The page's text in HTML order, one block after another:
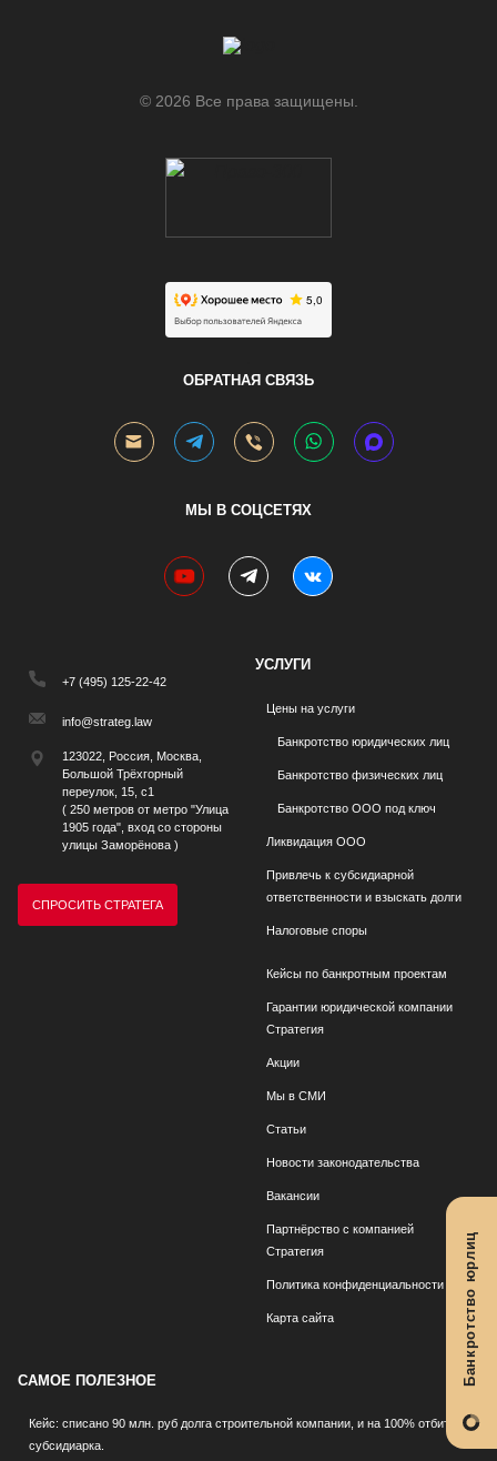
© 2026 Все права защищены.
ОБРАТНАЯ СВЯЗЬ
МЫ В СОЦСЕТЯХ
youtubetelegramvk
+7 (495) 125-22-42
info@strateg.law
123022, Россия, Москва,
Большой Трёхгорный
переулок, 15, с1
( 250 метров от метро "Улица
1905 года", вход со стороны
улицы Заморёнова )
СПРОСИТЬ СТРАТЕГА
УСЛУГИ
Цены на услуги
Банкротство юридических лиц
Банкротство физических лиц
Банкротство ООО под ключ
Ликвидация ООО
Привлечь к субсидиарной
ответственности и взыскать долги
Налоговые споры
Кейсы по банкротным проектам
Гарантии юридической компании
Стратегия
Акции
Мы в СМИ
Статьи
Новости законодательства
Вакансии
Партнёрство с компанией
Стратегия
Политика конфиденциальности
Карта сайта
САМОЕ ПОЛЕЗНОЕ
Кейс: списано 90 млн. руб долга строительной компании, и на 100% отбита
субсидиарка.
Банкротство юрлиц